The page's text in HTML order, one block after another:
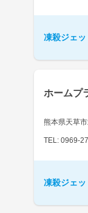
凍殺ジェ
ホームプ
熊本県天草
TEL: 0969-
凍殺ジェ